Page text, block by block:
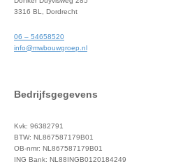
3316 BL, Dordrecht
06 – 54658520
info@mwbouwgroep.nl
Bedrijfsgegevens
Kvk: 96382791
BTW: NL867587179B01
OB-nmr: NL867587179B01
ING Bank: NL88INGB0120184249